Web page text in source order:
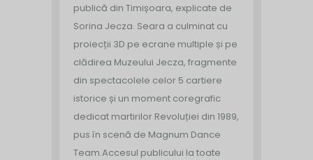
publică din Timișoara, explicate de
Sorina Jecza. Seara a culminat cu
proiecții 3D pe ecrane multiple și pe
clădirea Muzeului Jecza, fragmente
din spectacolele celor 5 cartiere
istorice și un moment coregrafic
dedicat martirilor Revoluției din 1989,
pus în scenă de Magnum Dance
Team.Accesul publicului la toate